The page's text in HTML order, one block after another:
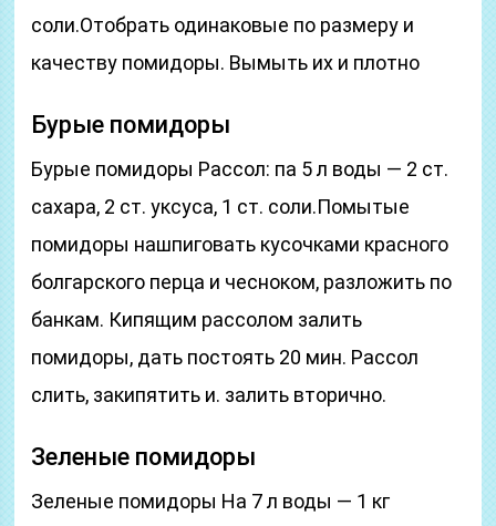
соли.Отобрать одинаковые по размеру и
качеству помидоры. Вымыть их и плотно
Бурые помидоры
Бурые помидоры Рассол: па 5 л воды — 2 ст.
сахара, 2 ст. уксуса, 1 ст. соли.Помытые
помидоры нашпиговать кусочками красного
болгарского перца и чесноком, разложить по
банкам. Кипящим рассолом залить
помидоры, дать постоять 20 мин. Рассол
слить, закипятить и. залить вторично.
Зеленые помидоры
Зеленые помидоры На 7 л воды — 1 кг